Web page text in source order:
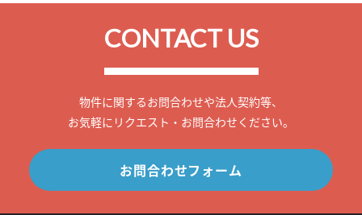
CONTACT US
物件に関するお問合わせや法人契約等、
お気軽にリクエスト・お問合わせください。
お問合わせフォーム